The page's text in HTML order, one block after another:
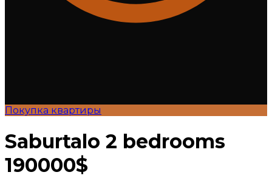
Покупка квартиры
Saburtalo 2 bedrooms
190000$